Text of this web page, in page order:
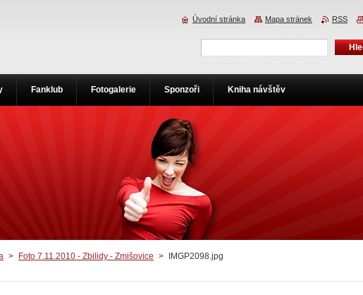
> Foto 7.11.2010 - Zbilidy - Zmišovice > IMGP2098.jpg
Fanklub Fotogalerie Sponzoři Kniha návštěv
Úvodní stránka Mapa stránek RSS